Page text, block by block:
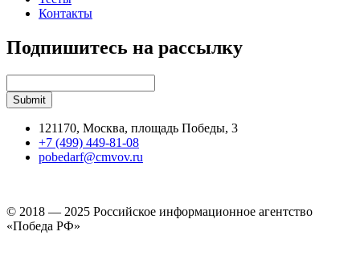
Контакты
Подпишитесь на рассылку
121170, Москва, площадь Победы, 3
+7 (499) 449-81-08
pobedarf@cmvov.ru
© 2018 — 2025 Российское информационное агентство
«Победа РФ»